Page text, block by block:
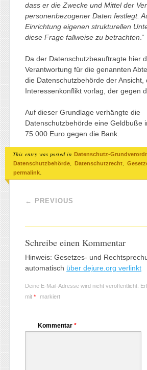
dass er die Zwecke und Mittel der
personenbezogener Daten festlegt.
Einrichtung eigenen strukturellen
diese Frage fallweise zu betrachten .“
Da der Datenschutzbeauftragte hier
Verantwortung für die genannten
die Datenschutzbehörde der Ansicht,
Interessenkonflikt vorlag, der gegen
Auf dieser Grundlage verhängte die
Datenschutzbehörde eine Geldbuße
75.000 Euro gegen die Bank.
This entry was posted in Datenschutz-
Datenschutzbehörde, Datenschutzrecht,
permalink.
Post navigation
← PREVIOUS
Schreibe einen Kommentar
Hinweis: Gesetzes- und
automatisch über dejure.org verlinkt
Deine E-Mail-Adresse wird nicht veröffentlicht.
mit * markiert
Kommentar *